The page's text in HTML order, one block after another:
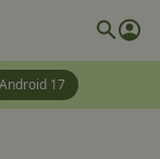
Android 17